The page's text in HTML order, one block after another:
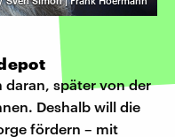
daran, später von der
Deshalb will die
fördern – mit